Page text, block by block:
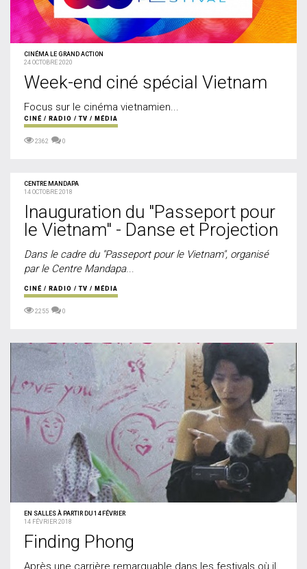
CINÉMA LE GRAND ACTION
24 OCTOBRE 2020
Week-end ciné spécial Vietnam
Focus sur le cinéma vietnamien...
CINÉ / RADIO / TV / MÉDIA
2362 0
CENTRE MANDAPA
14 OCTOBRE 2018
Inauguration du "Passeport pour
le Vietnam" - Danse et Projection
Dans le cadre du "Passeport pour le Vietnam", organisé
par le Centre Mandapa...
CINÉ / RADIO / TV / MÉDIA
2255 0
EN SALLES À PARTIR DU 14 FÉVRIER
14 FÉVRIER 2018
Finding Phong
Après une carrière remarquable dans les festivals où il